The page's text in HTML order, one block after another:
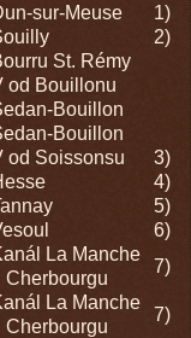
sur-Meuse
1)
2)
St. Rémy
od Bouillonu
Bouillon
Bouillon
od Soissonsu
3)
4)
5)
6)
La Manche
Cherbourgu
7)
La Manche
Cherbourgu
7)